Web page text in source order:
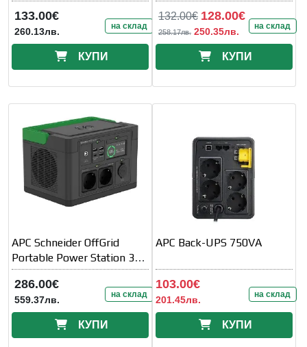
133.00€
260.13лв. на склад
КУПИ
132.00€ 128.00€
258.17лв. 250.35лв. на склад
КУПИ
APC Schneider OffGrid
Portable Power Station 330
332Wh
286.00€
559.37лв. на склад
КУПИ
APC Back-UPS 750VA
103.00€
201.45лв. на склад
КУПИ